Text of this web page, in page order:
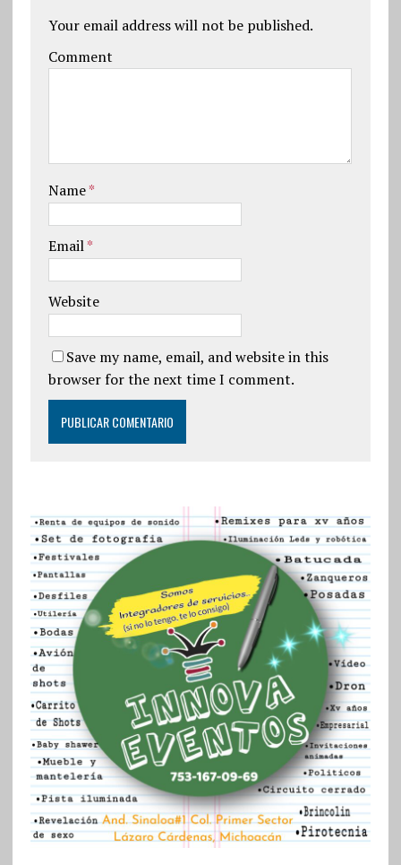
Your email address will not be published.
Comment
Name*
Email*
Website
Save my name, email, and website in this
browser for the next time I comment.